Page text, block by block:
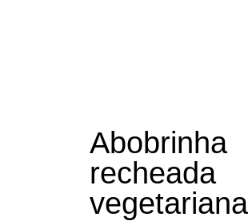
Abobrinha
recheada
vegetariana